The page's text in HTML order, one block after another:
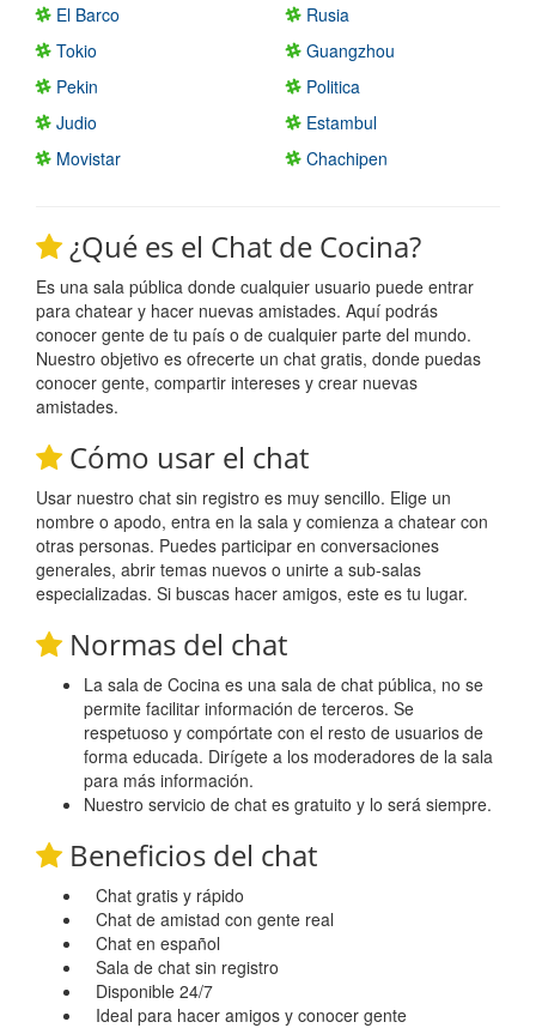
El Barco
Rusia
Tokio
Guangzhou
Pekin
Politica
Judio
Estambul
Movistar
Chachipen
¿Qué es el Chat de Cocina?
Es una sala pública donde cualquier usuario puede entrar
para chatear y hacer nuevas amistades. Aquí podrás
conocer gente de tu país o de cualquier parte del mundo.
Nuestro objetivo es ofrecerte un chat gratis, donde puedas
conocer gente, compartir intereses y crear nuevas
amistades.
Cómo usar el chat
Usar nuestro chat sin registro es muy sencillo. Elige un
nombre o apodo, entra en la sala y comienza a chatear con
otras personas. Puedes participar en conversaciones
generales, abrir temas nuevos o unirte a sub-salas
especializadas. Si buscas hacer amigos, este es tu lugar.
Normas del chat
La sala de Cocina es una sala de chat pública, no se
permite facilitar información de terceros. Se
respetuoso y compórtate con el resto de usuarios de
forma educada. Dirígete a los moderadores de la sala
para más información.
Nuestro servicio de chat es gratuito y lo será siempre.
Beneficios del chat
Chat gratis y rápido
Chat de amistad con gente real
Chat en español
Sala de chat sin registro
Disponible 24/7
Ideal para hacer amigos y conocer gente